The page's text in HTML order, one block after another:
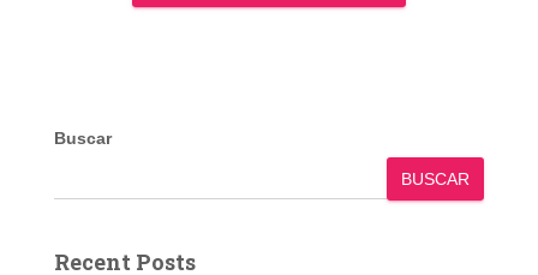
Buscar
BUSCAR
Recent Posts